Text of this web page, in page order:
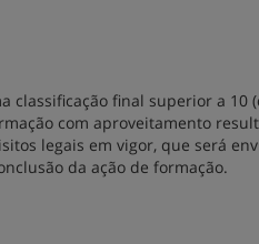
classificação final superior a 10
com aproveitamento
legais em vigor, que será
da ação de formação.